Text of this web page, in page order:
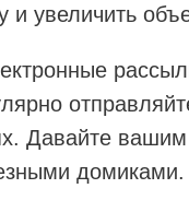
и увеличить
Давайте
домиками.